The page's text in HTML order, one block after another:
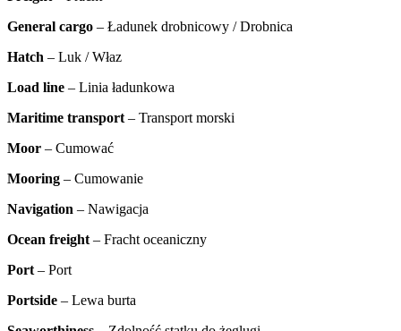
General cargo – Ładunek drobnicowy / Drobnica
Hatch – Luk / Właz
Load line – Linia ładunkowa
Maritime transport – Transport morski
Moor – Cumować
Mooring – Cumowanie
Navigation – Nawigacja
Ocean freight – Fracht oceaniczny
Port – Port
Portside – Lewa burta